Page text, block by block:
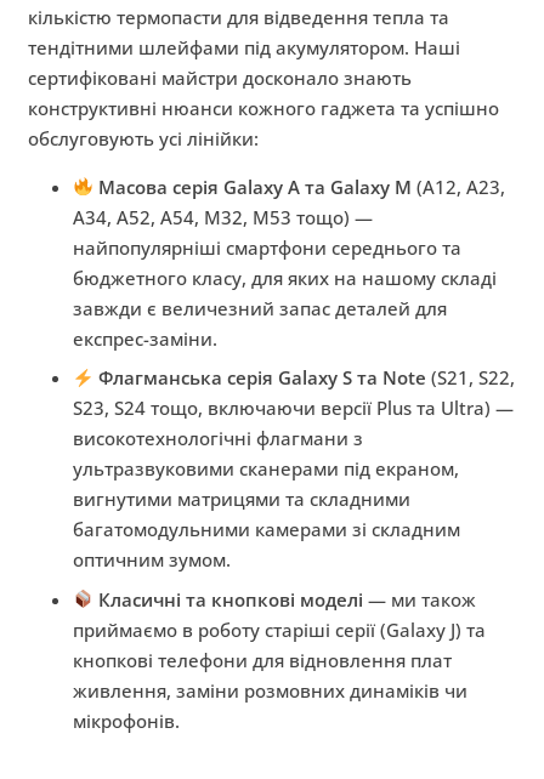
кількістю термопасти для відведення тепла та
тендітними шлейфами під акумулятором. Наші
сертифіковані майстри досконало знають
конструктивні нюанси кожного гаджета та успішно
обслуговують усі лінійки:
Масова серія Galaxy A та Galaxy M (A12, A23,
A34, A52, A54, M32, M53 тощо) —
найпопулярніші смартфони середнього та
бюджетного класу, для яких на нашому складі
завжди є величезний запас деталей для
експрес-заміни.
Флагманська серія Galaxy S та Note (S21, S22,
S23, S24 тощо, включаючи версії Plus та Ultra) —
високотехнологічні флагмани з
ультразвуковими сканерами під екраном,
вигнутими матрицями та складними
багатомодульними камерами зі складним
оптичним зумом.
Класичні та кнопкові моделі — ми також
приймаємо в роботу старіші серії (Galaxy J) та
кнопкові телефони для відновлення плат
живлення, заміни розмовних динаміків чи
мікрофонів.